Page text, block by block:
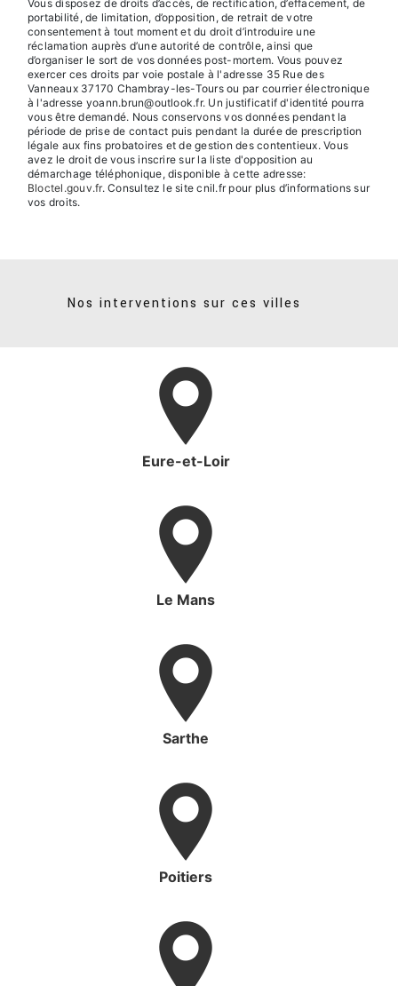
Vous disposez de droits d’accès, de rectification, d’effacement, de
portabilité, de limitation, d’opposition, de retrait de votre
consentement à tout moment et du droit d’introduire une
réclamation auprès d’une autorité de contrôle, ainsi que
d’organiser le sort de vos données post-mortem. Vous pouvez
exercer ces droits par voie postale à l'adresse 35 Rue des
Vanneaux 37170 Chambray-les-Tours ou par courrier électronique
à l'adresse yoann.brun@outlook.fr. Un justificatif d'identité pourra
vous être demandé. Nous conservons vos données pendant la
période de prise de contact puis pendant la durée de prescription
légale aux fins probatoires et de gestion des contentieux. Vous
avez le droit de vous inscrire sur la liste d'opposition au
démarchage téléphonique, disponible à cette adresse:
Bloctel.gouv.fr. Consultez le site cnil.fr pour plus d’informations sur
vos droits.
Nos interventions sur ces villes
Eure-et-Loir
Le Mans
Sarthe
Poitiers